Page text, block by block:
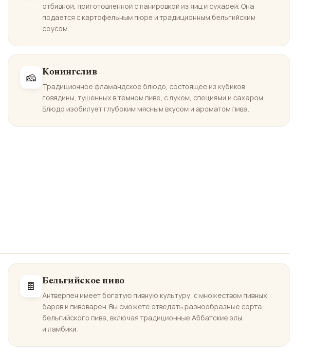
отбивной, приготовленной с панировкой из яиц и сухарей. Она
подается с картофельным пюре и традиционным бельгийским
соусом.
🧀 Конингслив
Традиционное фламандское блюдо, состоящее из кубиков
говядины, тушенных в темном пиве, с луком, специями и сахаром.
Блюдо изобилует глубоким мясным вкусом и ароматом пива.
🍫 Бельгийское пиво
Антверпен имеет богатую пивную культуру, с множеством пивных
баров и пивоварен. Вы сможете отведать разнообразные сорта
бельгийского пива, включая традиционные Аббатские элы
и ламбики.